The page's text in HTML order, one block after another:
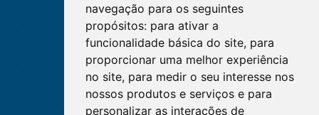
navegação para os seguintes
propósitos: para ativar a
funcionalidade básica do site, para
proporcionar uma melhor experiência
no site, para medir o seu interesse nos
nossos produtos e serviços e para
personalizar as interações de